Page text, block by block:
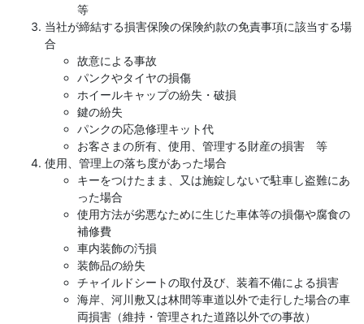
等
当社が締結する損害保険の保険約款の免責事項に該当する場
合
故意による事故
パンクやタイヤの損傷
ホイールキャップの紛失・破損
鍵の紛失
パンクの応急修理キット代
お客さまの所有、使用、管理する財産の損害 等
使用、管理上の落ち度があった場合
キーをつけたまま、又は施錠しないで駐車し盗難にあ
った場合
使用方法が劣悪なために生じた車体等の損傷や腐食の
補修費
車内装飾の汚損
装飾品の紛失
チャイルドシートの取付及び、装着不備による損害
海岸、河川敷又は林間等車道以外で走行した場合の車
両損害（維持・管理された道路以外での事故）